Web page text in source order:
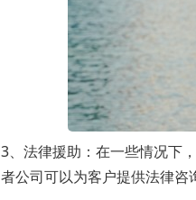
3、法律援助：在一些情况下
者公司可以为客户提供法律咨